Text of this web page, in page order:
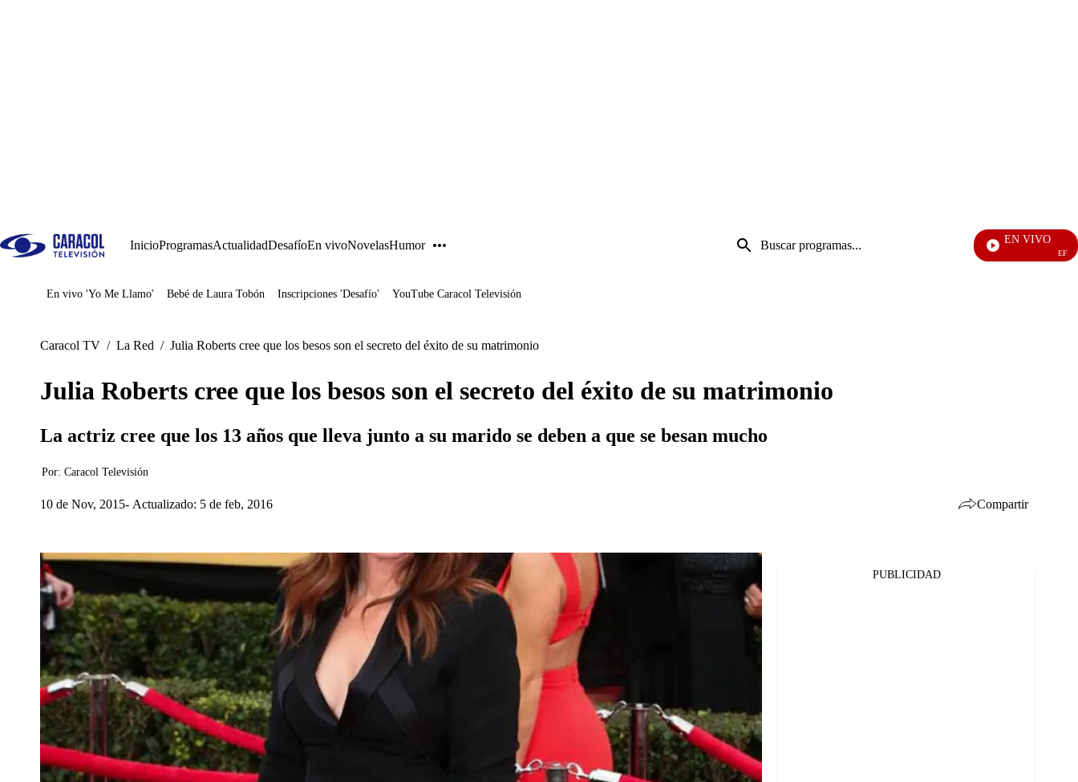
InicioProgramasActualidadDesafíoEn vivoNovelasHumor
Entrada
de
EN VIVO
Juegos
En vivo 'Yo Me Llamo' Bebé de Laura Tobón Inscripciones 'Desafío' YouTube Caracol Televisión
Caracol TV / La Red / Julia Roberts cree que los besos son el secreto del éxito de su matrimonio
Julia Roberts cree que los besos son el secreto del éxito de su matrimonio
La actriz cree que los 13 años que lleva junto a su marido se deben a que se besan mucho
Por: Caracol Televisión
10 de Nov, 2015 Actualizado: 5 de feb, 2016 Compartir
Twitter
Whatsapp
PUBLICIDAD